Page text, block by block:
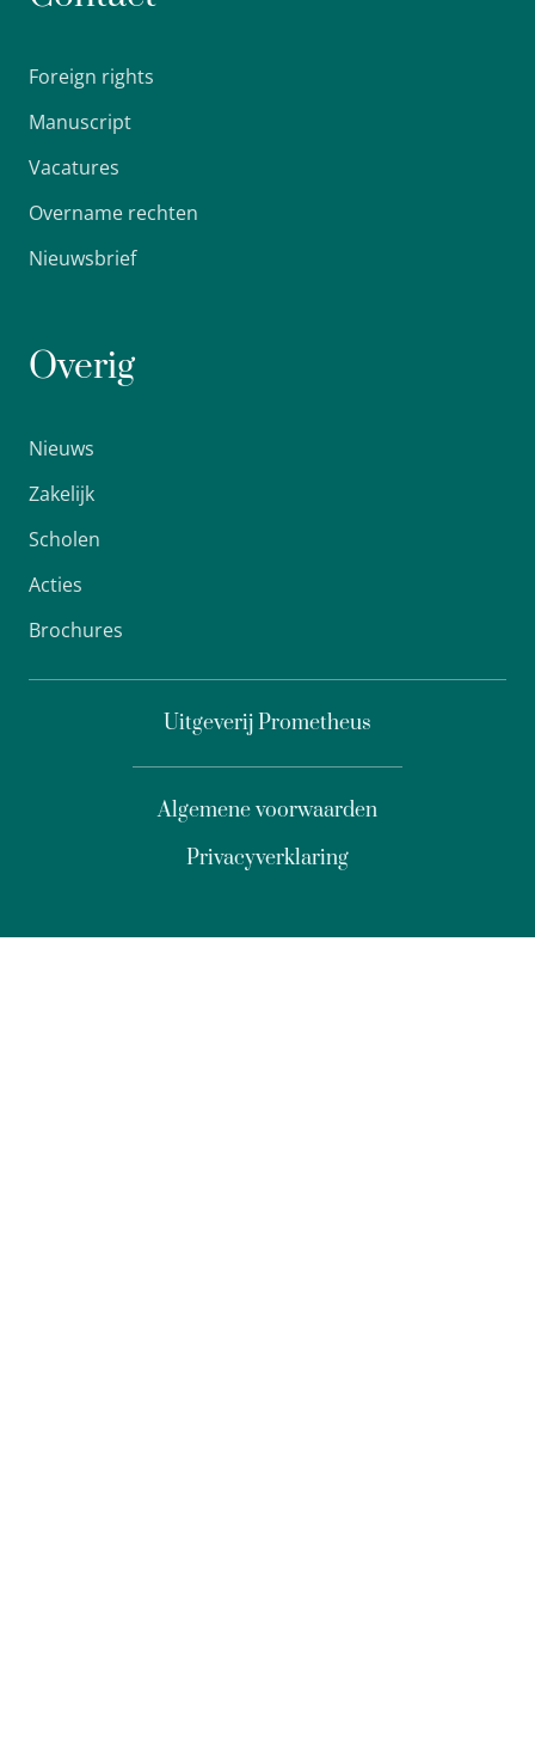
Foreign rights
Manuscript
Vacatures
Overname rechten
Nieuwsbrief
Overig
Nieuws
Zakelijk
Scholen
Acties
Brochures
Uitgeverij Prometheus
Privacyverklaring
Algemene voorwaarden